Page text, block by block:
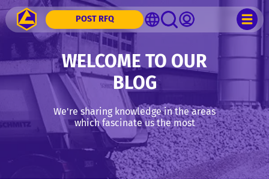
POST RFQ
WELCOME TO OUR
BLOG
We're sharing knowledge in the areas
which fascinate us the most